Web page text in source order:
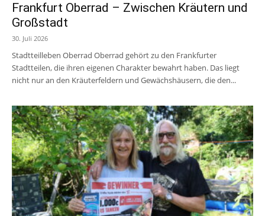
Frankfurt Oberrad – Zwischen Kräutern und
Großstadt
30. Juli 2026
Stadtteilleben Oberrad Oberrad gehört zu den Frankfurter
Stadtteilen, die ihren eigenen Charakter bewahrt haben. Das liegt
nicht nur an den Kräuterfeldern und Gewächshäusern, die den...